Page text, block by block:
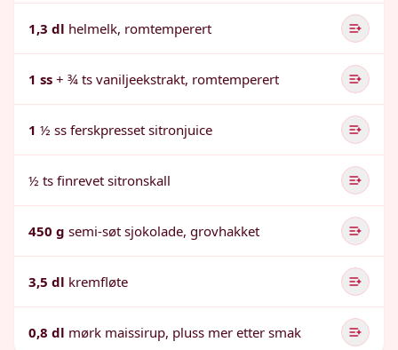
1,3 dl helmelk, romtemperert
1 ss + ¾ ts vaniljeekstrakt, romtemperert
1 ½ ss ferskpresset sitronjuice
½ ts finrevet sitronskall
450 g semi-søt sjokolade, grovhakket
3,5 dl kremfløte
0,8 dl mørk maissirup, pluss mer etter smak